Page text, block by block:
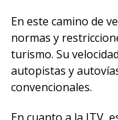
En este camino de
normas y
turismo. Su
autopistas y
convencionales.